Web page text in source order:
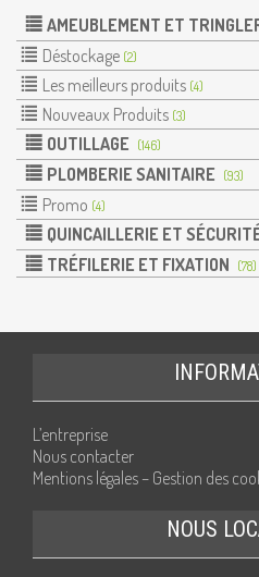
AMEUBLEMENT ET
Déstockage (2)
Les meilleurs produits (4)
Nouveaux Produits (3)
OUTILLAGE (146)
PLOMBERIE SANITAIRE (93)
Promo (4)
QUINCAILLERIE ET
TRÉFILERIE ET FIXATION (78)
L’entreprise
Nous contacter
Mentions légales – Gestion des
NOUS